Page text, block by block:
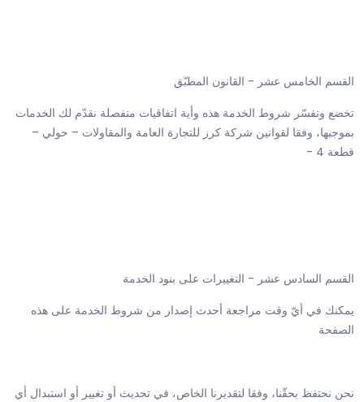
القسم الخامس عشر - القانون المطبّق
تخضع وتفسّر شروط الخدمة هذه وأية اتفاقيات منفصلة نقدّم لك الخدمات
بموجبها، وفقا لقوانين شركة كرز للتجارة العامة والمقاولات – حولي –
قطعة 4 -
القسم السادس عشر - التغييرات على بنود الخدمة
يمكنك في أيّ وقت مراجعة أحدث إصدار من شروط الخدمة على هذه
الصفحة
نحن نحتفظ بحقّنا، وفقا لتقديرنا الخاص، في تحديث أو تغيير أو استبدال أي